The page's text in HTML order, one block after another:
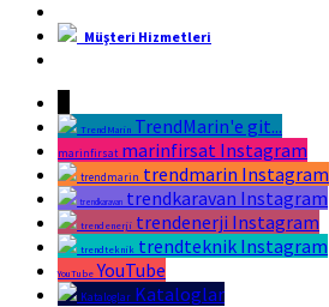
Müşteri Hizmetleri
TrendMarin TrendMarin'e git...
marinfirsat marinfirsat Instagram
trendmarin trendmarin Instagram
trendkaravan trendkaravan Instagram
trendenerji trendenerji Instagram
trendteknik trendteknik Instagram
YouTube YouTube
Kataloglar Kataloglar